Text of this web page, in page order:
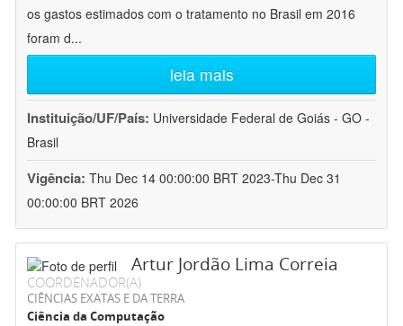
os gastos estimados com o tratamento no Brasil em 2016
foram d...
leia mais
Instituição/UF/País: Universidade Federal de Goiás - GO -
Brasil
Vigência: Thu Dec 14 00:00:00 BRT 2023-Thu Dec 31
00:00:00 BRT 2026
Artur Jordão Lima Correia
COORDENADOR(A)
CIÊNCIAS EXATAS E DA TERRA
Ciência da Computação